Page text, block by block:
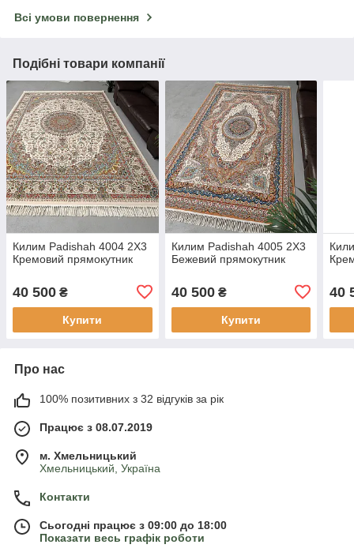
Всі умови повернення
Подібні товари компанії
Килим Padishah 4004 2Х3
Кремовий прямокутник
40 500 ₴
Купити
Килим Padishah 4005 2Х3
Бежевий прямокутник
40 500₴
Купити
40
Про нас
100% позитивних з 32 відгуків за рік
Працює з 08.07.2019
м. Хмельницький
Хмельницький, Україна
Контакти
Сьогодні працює з 09:00 до 18:00
Показати весь графік роботи